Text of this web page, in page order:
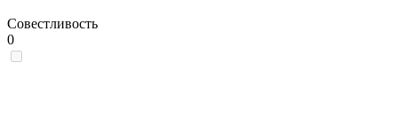
Совестливость
0